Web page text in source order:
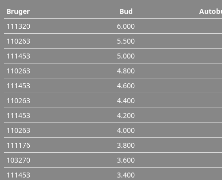
Bruger Bud
111320
6.000
110263
5.500
111453
5.000
110263
4.800
111453
4.600
110263
4.400
111453
4.200
110263
4.000
111176
3.800
103270
3.600
111453
3.400